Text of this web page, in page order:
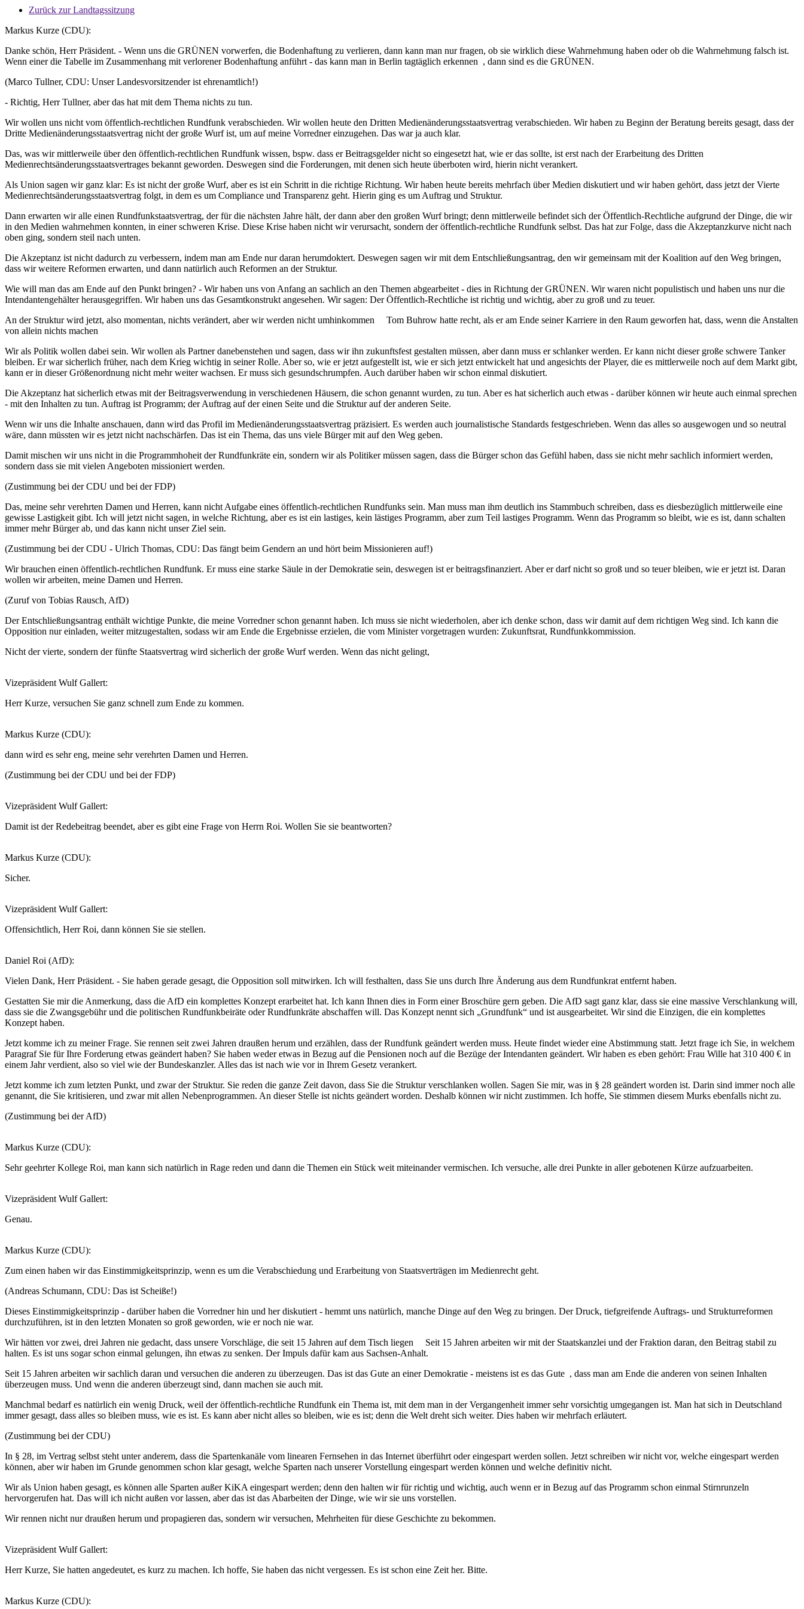
Zurück zur Landtagssitzung
Markus Kurze (CDU):
Danke schön, Herr Präsident. - Wenn uns die GRÜNEN vorwerfen, die Bodenhaftung zu verlieren, dann kann man nur fragen, ob sie wirklich diese Wahrnehmung haben oder ob die Wahrnehmung falsch ist.
Wenn einer die Tabelle im Zusammenhang mit verlorener Bodenhaftung anführt - das kann man in Berlin tagtäglich erkennen , dann sind es die GRÜNEN.
(Marco Tullner, CDU: Unser Landesvorsitzender ist ehrenamtlich!)
- Richtig, Herr Tullner, aber das hat mit dem Thema nichts zu tun.
Wir wollen uns nicht vom öffentlich-rechtlichen Rundfunk verabschieden. Wir wollen heute den Dritten Medienänderungsstaatsvertrag verabschieden. Wir haben zu Beginn der Beratung bereits gesagt, dass der
Dritte Medienänderungsstaatsvertrag nicht der große Wurf ist, um auf meine Vorredner einzugehen. Das war ja auch klar.
Das, was wir mittlerweile über den öffentlich-rechtlichen Rundfunk wissen, bspw. dass er Beitragsgelder nicht so eingesetzt hat, wie er das sollte, ist erst nach der Erarbeitung des Dritten
Medienrechtsänderungsstaatsvertrages bekannt geworden. Deswegen sind die Forderungen, mit denen sich heute überboten wird, hierin nicht verankert.
Als Union sagen wir ganz klar: Es ist nicht der große Wurf, aber es ist ein Schritt in die richtige Richtung. Wir haben heute bereits mehrfach über Medien diskutiert und wir haben gehört, dass jetzt der Vierte
Medienrechtsänderungsstaatsvertrag folgt, in dem es um Compliance und Transparenz geht. Hierin ging es um Auftrag und Struktur.
Dann erwarten wir alle einen Rundfunkstaatsvertrag, der für die nächsten Jahre hält, der dann aber den großen Wurf bringt; denn mittlerweile befindet sich der Öffentlich-Rechtliche aufgrund der Dinge, die wir
in den Medien wahrnehmen konnten, in einer schweren Krise. Diese Krise haben nicht wir verursacht, sondern der öffentlich-rechtliche Rundfunk selbst. Das hat zur Folge, dass die Akzeptanzkurve nicht nach
oben ging, sondern steil nach unten.
Die Akzeptanz ist nicht dadurch zu verbessern, indem man am Ende nur daran herumdoktert. Deswegen sagen wir mit dem Entschließungsantrag, den wir gemeinsam mit der Koalition auf den Weg bringen,
dass wir weitere Reformen erwarten, und dann natürlich auch Reformen an der Struktur.
Wie will man das am Ende auf den Punkt bringen? - Wir haben uns von Anfang an sachlich an den Themen abgearbeitet - dies in Richtung der GRÜNEN. Wir waren nicht populistisch und haben uns nur die
Intendantengehälter herausgegriffen. Wir haben uns das Gesamtkonstrukt angesehen. Wir sagen: Der Öffentlich-Rechtliche ist richtig und wichtig, aber zu groß und zu teuer.
An der Struktur wird jetzt, also momentan, nichts verändert, aber wir werden nicht umhinkommen Tom Buhrow hatte recht, als er am Ende seiner Karriere in den Raum geworfen hat, dass, wenn die Anstalten
von allein nichts machen
Wir als Politik wollen dabei sein. Wir wollen als Partner danebenstehen und sagen, dass wir ihn zukunftsfest gestalten müssen, aber dann muss er schlanker werden. Er kann nicht dieser große schwere Tanker
bleiben. Er war sicherlich früher, nach dem Krieg wichtig in seiner Rolle. Aber so, wie er jetzt aufgestellt ist, wie er sich jetzt entwickelt hat und angesichts der Player, die es mittlerweile noch auf dem Markt gibt,
kann er in dieser Größenordnung nicht mehr weiter wachsen. Er muss sich gesundschrumpfen. Auch darüber haben wir schon einmal diskutiert.
Die Akzeptanz hat sicherlich etwas mit der Beitragsverwendung in verschiedenen Häusern, die schon genannt wurden, zu tun. Aber es hat sicherlich auch etwas - darüber können wir heute auch einmal sprechen
- mit den Inhalten zu tun. Auftrag ist Programm; der Auftrag auf der einen Seite und die Struktur auf der anderen Seite.
Wenn wir uns die Inhalte anschauen, dann wird das Profil im Medienänderungsstaatsvertrag präzisiert. Es werden auch journalistische Standards festgeschrieben. Wenn das alles so ausgewogen und so neutral
wäre, dann müssten wir es jetzt nicht nachschärfen. Das ist ein Thema, das uns viele Bürger mit auf den Weg geben.
Damit mischen wir uns nicht in die Programmhoheit der Rundfunkräte ein, sondern wir als Politiker müssen sagen, dass die Bürger schon das Gefühl haben, dass sie nicht mehr sachlich informiert werden,
sondern dass sie mit vielen Angeboten missioniert werden.
(Zustimmung bei der CDU und bei der FDP)
Das, meine sehr verehrten Damen und Herren, kann nicht Aufgabe eines öffentlich-rechtlichen Rundfunks sein. Man muss man ihm deutlich ins Stammbuch schreiben, dass es diesbezüglich mittlerweile eine
gewisse Lastigkeit gibt. Ich will jetzt nicht sagen, in welche Richtung, aber es ist ein lastiges, kein lästiges Programm, aber zum Teil lastiges Programm. Wenn das Programm so bleibt, wie es ist, dann schalten
immer mehr Bürger ab, und das kann nicht unser Ziel sein.
(Zustimmung bei der CDU - Ulrich Thomas, CDU: Das fängt beim Gendern an und hört beim Missionieren auf!)
Wir brauchen einen öffentlich-rechtlichen Rundfunk. Er muss eine starke Säule in der Demokratie sein, deswegen ist er beitragsfinanziert. Aber er darf nicht so groß und so teuer bleiben, wie er jetzt ist. Daran
wollen wir arbeiten, meine Damen und Herren.
(Zuruf von Tobias Rausch, AfD)
Der Entschließungsantrag enthält wichtige Punkte, die meine Vorredner schon genannt haben. Ich muss sie nicht wiederholen, aber ich denke schon, dass wir damit auf dem richtigen Weg sind. Ich kann die
Opposition nur einladen, weiter mitzugestalten, sodass wir am Ende die Ergebnisse erzielen, die vom Minister vorgetragen wurden: Zukunftsrat, Rundfunkkommission.
Nicht der vierte, sondern der fünfte Staatsvertrag wird sicherlich der große Wurf werden. Wenn das nicht gelingt,
Vizepräsident Wulf Gallert:
Herr Kurze, versuchen Sie ganz schnell zum Ende zu kommen.
Markus Kurze (CDU):
dann wird es sehr eng, meine sehr verehrten Damen und Herren.
(Zustimmung bei der CDU und bei der FDP)
Vizepräsident Wulf Gallert:
Damit ist der Redebeitrag beendet, aber es gibt eine Frage von Herrn Roi. Wollen Sie sie beantworten?
Markus Kurze (CDU):
Sicher.
Vizepräsident Wulf Gallert:
Offensichtlich, Herr Roi, dann können Sie sie stellen.
Daniel Roi (AfD):
Vielen Dank, Herr Präsident. - Sie haben gerade gesagt, die Opposition soll mitwirken. Ich will festhalten, dass Sie uns durch Ihre Änderung aus dem Rundfunkrat entfernt haben.
Gestatten Sie mir die Anmerkung, dass die AfD ein komplettes Konzept erarbeitet hat. Ich kann Ihnen dies in Form einer Broschüre gern geben. Die AfD sagt ganz klar, dass sie eine massive Verschlankung will,
dass sie die Zwangsgebühr und die politischen Rundfunkbeiräte oder Rundfunkräte abschaffen will. Das Konzept nennt sich „Grundfunk“ und ist ausgearbeitet. Wir sind die Einzigen, die ein komplettes
Konzept haben.
Jetzt komme ich zu meiner Frage. Sie rennen seit zwei Jahren draußen herum und erzählen, dass der Rundfunk geändert werden muss. Heute findet wieder eine Abstimmung statt. Jetzt frage ich Sie, in welchem
Paragraf Sie für Ihre Forderung etwas geändert haben? Sie haben weder etwas in Bezug auf die Pensionen noch auf die Bezüge der Intendanten geändert. Wir haben es eben gehört: Frau Wille hat 310 400 € in
einem Jahr verdient, also so viel wie der Bundeskanzler. Alles das ist nach wie vor in Ihrem Gesetz verankert.
Jetzt komme ich zum letzten Punkt, und zwar der Struktur. Sie reden die ganze Zeit davon, dass Sie die Struktur verschlanken wollen. Sagen Sie mir, was in § 28 geändert worden ist. Darin sind immer noch alle
genannt, die Sie kritisieren, und zwar mit allen Nebenprogrammen. An dieser Stelle ist nichts geändert worden. Deshalb können wir nicht zustimmen. Ich hoffe, Sie stimmen diesem Murks ebenfalls nicht zu.
(Zustimmung bei der AfD)
Markus Kurze (CDU):
Sehr geehrter Kollege Roi, man kann sich natürlich in Rage reden und dann die Themen ein Stück weit miteinander vermischen. Ich versuche, alle drei Punkte in aller gebotenen Kürze aufzuarbeiten.
Vizepräsident Wulf Gallert:
Genau.
Markus Kurze (CDU):
Zum einen haben wir das Einstimmigkeitsprinzip, wenn es um die Verabschiedung und Erarbeitung von Staatsverträgen im Medienrecht geht.
(Andreas Schumann, CDU: Das ist Scheiße!)
Dieses Einstimmigkeitsprinzip - darüber haben die Vorredner hin und her diskutiert - hemmt uns natürlich, manche Dinge auf den Weg zu bringen. Der Druck, tiefgreifende Auftrags- und Strukturreformen
durchzuführen, ist in den letzten Monaten so groß geworden, wie er noch nie war.
Wir hätten vor zwei, drei Jahren nie gedacht, dass unsere Vorschläge, die seit 15 Jahren auf dem Tisch liegen Seit 15 Jahren arbeiten wir mit der Staatskanzlei und der Fraktion daran, den Beitrag stabil zu
halten. Es ist uns sogar schon einmal gelungen, ihn etwas zu senken. Der Impuls dafür kam aus Sachsen-Anhalt.
Seit 15 Jahren arbeiten wir sachlich daran und versuchen die anderen zu überzeugen. Das ist das Gute an einer Demokratie - meistens ist es das Gute , dass man am Ende die anderen von seinen Inhalten
überzeugen muss. Und wenn die anderen überzeugt sind, dann machen sie auch mit.
Manchmal bedarf es natürlich ein wenig Druck, weil der öffentlich-rechtliche Rundfunk ein Thema ist, mit dem man in der Vergangenheit immer sehr vorsichtig umgegangen ist. Man hat sich in Deutschland
immer gesagt, dass alles so bleiben muss, wie es ist. Es kann aber nicht alles so bleiben, wie es ist; denn die Welt dreht sich weiter. Dies haben wir mehrfach erläutert.
(Zustimmung bei der CDU)
In § 28, im Vertrag selbst steht unter anderem, dass die Spartenkanäle vom linearen Fernsehen in das Internet überführt oder eingespart werden sollen. Jetzt schreiben wir nicht vor, welche eingespart werden
können, aber wir haben im Grunde genommen schon klar gesagt, welche Sparten nach unserer Vorstellung eingespart werden können und welche definitiv nicht.
Wir als Union haben gesagt, es können alle Sparten außer KiKA eingespart werden; denn den halten wir für richtig und wichtig, auch wenn er in Bezug auf das Programm schon einmal Stirnrunzeln
hervorgerufen hat. Das will ich nicht außen vor lassen, aber das ist das Abarbeiten der Dinge, wie wir sie uns vorstellen.
Wir rennen nicht nur draußen herum und propagieren das, sondern wir versuchen, Mehrheiten für diese Geschichte zu bekommen.
Vizepräsident Wulf Gallert:
Herr Kurze, Sie hatten angedeutet, es kurz zu machen. Ich hoffe, Sie haben das nicht vergessen. Es ist schon eine Zeit her. Bitte.
Markus Kurze (CDU):